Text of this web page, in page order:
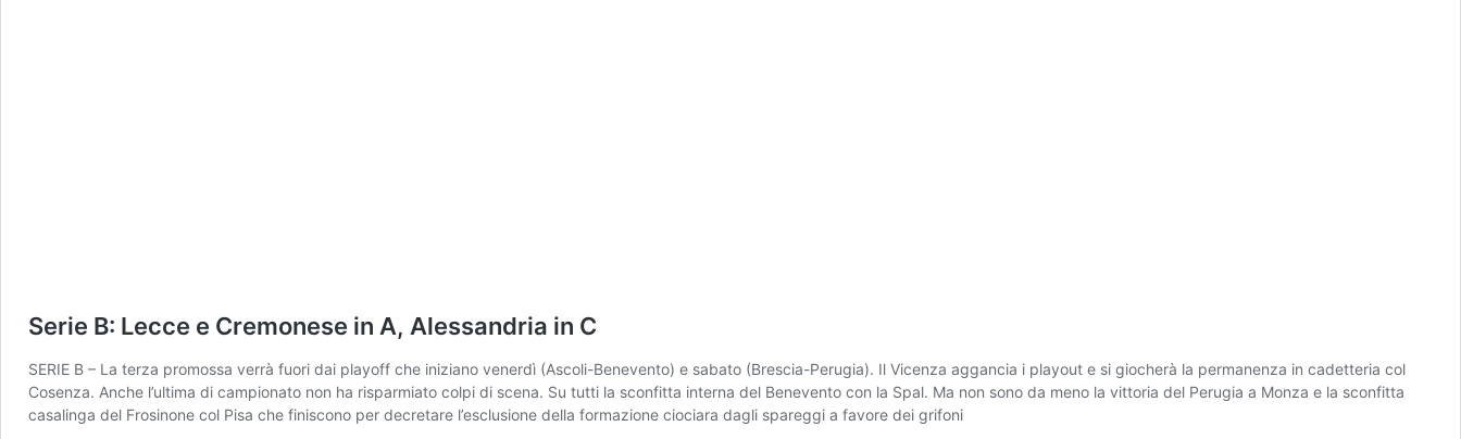
Serie B: Lecce e Cremonese in A, Alessandria in C
SERIE B – La terza promossa verrà fuori dai playoff che iniziano venerdì (Ascoli-Benevento) e sabato (Brescia-Perugia). Il Vicenza aggancia i playout e si giocherà la permanenza in cadetteria col
Cosenza. Anche l’ultima di campionato non ha risparmiato colpi di scena. Su tutti la sconfitta interna del Benevento con la Spal. Ma non sono da meno la vittoria del Perugia a Monza e la sconfitta
casalinga del Frosinone col Pisa che finiscono per decretare l’esclusione della formazione ciociara dagli spareggi a favore dei grifoni